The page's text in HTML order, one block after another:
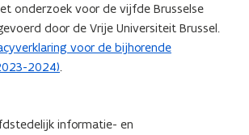
e
n
onderzoek voor de vijfde Brusselse
door de Vrije Universiteit Brussel.
voor de bijhorende
2024).
informatie- en